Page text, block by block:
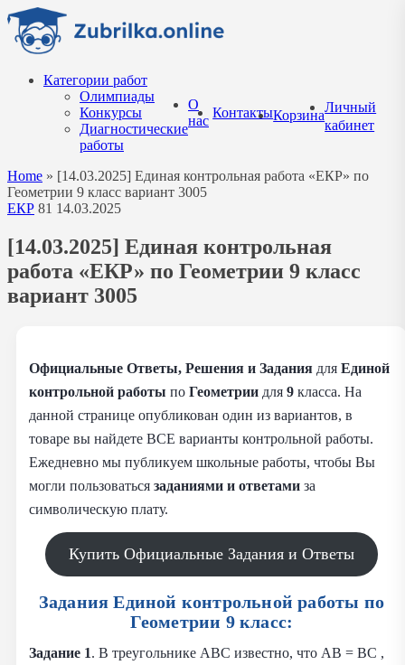
Перейти
содержанию
Категории работ
Олимпиады
Конкурсы
Диагностические
работы
О
нас
КонтактыКорзина
Личный
кабинет
Home » [14.03.2025] Единая контрольная работа «ЕКР» по
Геометрии 9 класс вариант 3005
ЕКР 81 14.03.2025
[14.03.2025] Единая контрольная
работа «ЕКР» по Геометрии 9 класс
вариант 3005
Официальные Ответы, Решения и Задания для Единой
контрольной работы по Геометрии для 9 класса. На
данной странице опубликован один из вариантов, в
товаре вы найдете ВСЕ варианты контрольной работы.
Ежедневно мы публикуем школьные работы, чтобы Вы
могли пользоваться заданиями и ответами за
символическую плату.
Купить Официальные Задания и Ответы
Задания Единой контрольной работы по
Геометрии 9 класс:
Задание 1. В треугольнике ABC известно, что AB = BC ,